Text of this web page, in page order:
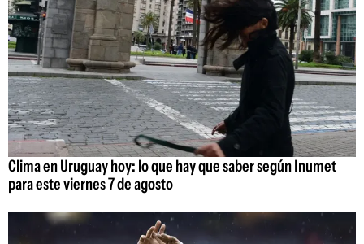
Clima en Uruguay hoy: lo que hay que saber según Inumet
para este viernes 7 de agosto